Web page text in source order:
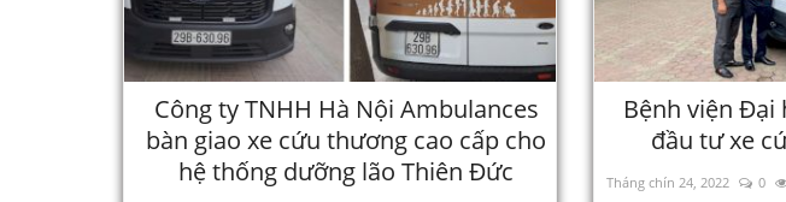
Công ty TNHH Hà Nội Ambulances
bàn giao xe cứu thương cao cấp cho
hệ thống dưỡng lão Thiên Đức
Bệnh viện Đại
đầu tư xe
Tháng chín 24, 2022 0